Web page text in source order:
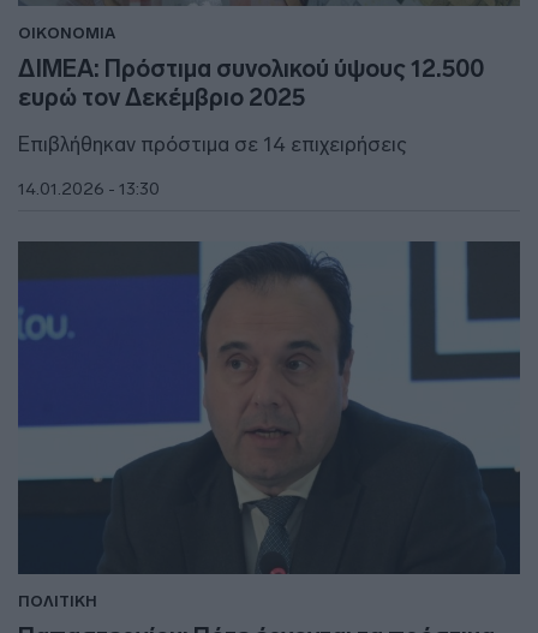
ΟΙΚΟΝΟΜΙΑ
ΔΙΜΕΑ: Πρόστιμα συνολικού ύψους 12.500
ευρώ τον Δεκέμβριο 2025
Επιβλήθηκαν πρόστιμα σε 14 επιχειρήσεις
14.01.2026 - 13:30
ΠΟΛΙΤΙΚΗ